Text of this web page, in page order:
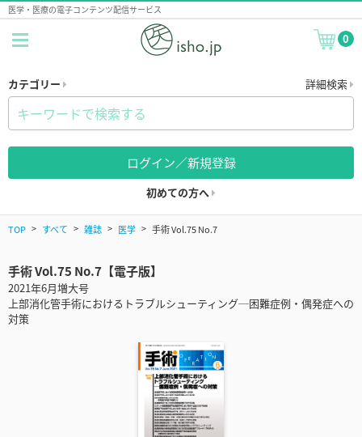
医学・医療の電子コンテンツ配信サービス
0
カテゴリー 詳細検索
ログイン／新規登録
初めての方へ
TOP すべて 雑誌 医学 手術 Vol.75 No.7
手術 Vol.75 No.7【電子版】
2021年6月増大号
上部消化管手術におけるトラブルシューティング─困難症例・偶発症への
対策